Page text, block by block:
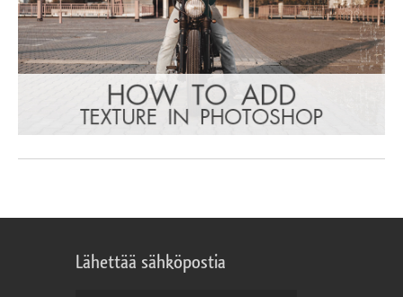
Lähettää sähköpostia